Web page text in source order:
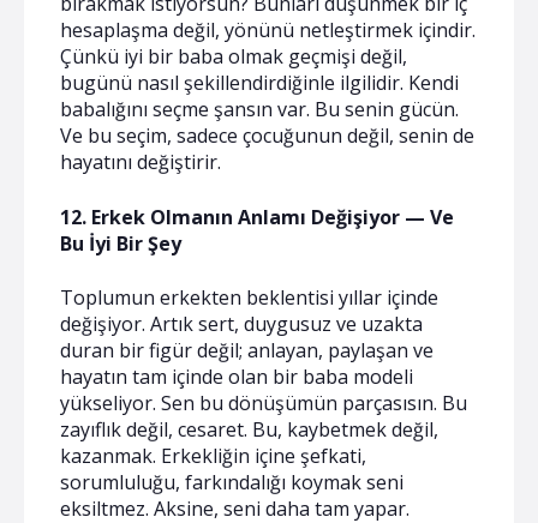
hesaplaşma değil, yönünü netleştirmek içindir.
Çünkü iyi bir baba olmak geçmişi değil,
bugünü nasıl şekillendirdiğinle ilgilidir. Kendi
babalığını seçme şansın var. Bu senin gücün.
Ve bu seçim, sadece çocuğunun değil, senin de
hayatını değiştirir.
12. Erkek Olmanın Anlamı Değişiyor — Ve
Bu İyi Bir Şey
Toplumun erkekten beklentisi yıllar içinde
değişiyor. Artık sert, duygusuz ve uzakta
duran bir figür değil; anlayan, paylaşan ve
hayatın tam içinde olan bir baba modeli
yükseliyor. Sen bu dönüşümün parçasısın. Bu
zayıflık değil, cesaret. Bu, kaybetmek değil,
kazanmak. Erkekliğin içine şefkati,
sorumluluğu, farkındalığı koymak seni
eksiltmez. Aksine, seni daha tam yapar.